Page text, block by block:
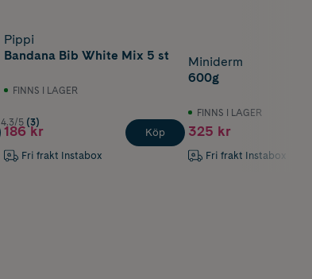
Pippi
Bandana Bib White Mix 5 st
FINNS I LAGER
4.3/5 (3)
186 kr
Fri frakt Instabox
Köp
Miniderm
600g
FINNS I LAGER
325 kr
Fri frakt Instabox